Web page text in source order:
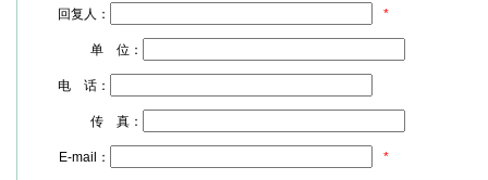
回复人： *
单 位：
电 话：
传 真：
E-mail： *